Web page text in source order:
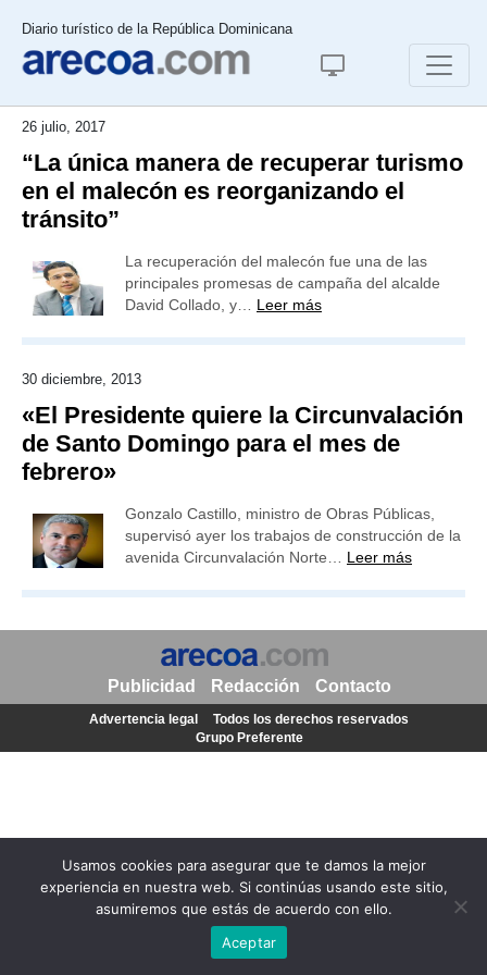
Diario turístico de la República Dominicana
26 julio, 2017
“La única manera de recuperar turismo
en el malecón es reorganizando el
tránsito”
La recuperación del malecón fue una de las
principales promesas de campaña del alcalde
David Collado, y… Leer más
30 diciembre, 2013
«El Presidente quiere la Circunvalación
de Santo Domingo para el mes de
febrero»
Gonzalo Castillo, ministro de Obras Públicas,
supervisó ayer los trabajos de construcción de la
avenida Circunvalación Norte… Leer más
Usamos cookies para asegurar que te damos la mejor
experiencia en nuestra web. Si continúas usando este sitio,
asumiremos que estás de acuerdo con ello.
Aceptar
Publicidad Redacción Contacto
Advertencia legal
Todos los derechos reservados
Grupo Preferente